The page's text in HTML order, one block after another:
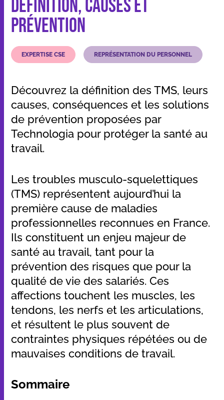
Qui sommes-nous
Ressources
définition, causes et
prévention
EXPERTISE CSE REPRÉSENTATION DU PERSONNEL
Découvrez la définition des TMS, leurs
causes, conséquences et les solutions
de prévention proposées par
Technologia pour protéger la santé au
travail.
Les troubles musculo-squelettiques
(TMS) représentent aujourd’hui la
première cause de maladies
professionnelles reconnues en France.
Ils constituent un enjeu majeur de
santé au travail, tant pour la
prévention des risques que pour la
qualité de vie des salariés. Ces
affections touchent les muscles, les
tendons, les nerfs et les articulations,
et résultent le plus souvent de
contraintes physiques répétées ou de
mauvaises conditions de travail.
Sommaire